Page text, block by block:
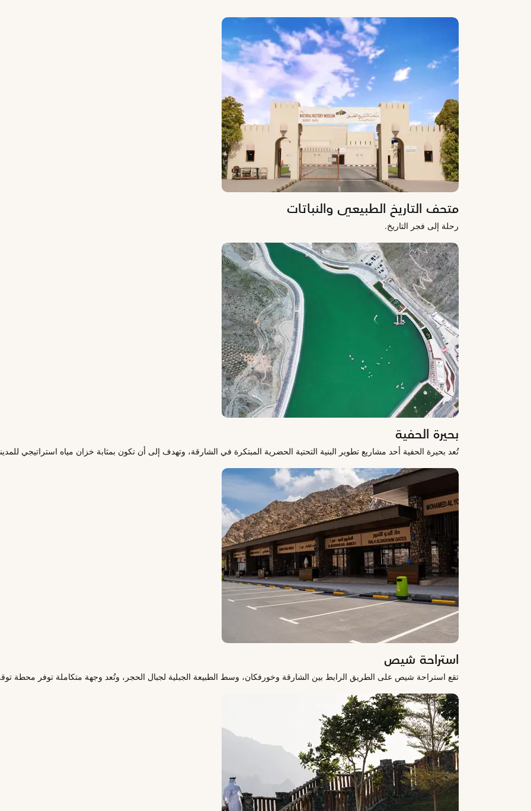
متحف التاريخ الطبيعي والنباتات
رحلة إلى فجر التاريخ.
بحيرة الحفية
تُعد بحيرة الحفية أحد مشاريع تطوير البنية التحتية الحضرية المبتكرة في الشارقة، وتهدف إلى أن تكون بمثابة خزان مياه استراتيجي
استراحة شيص
تقع استراحة شيص على الطريق الرابط بين الشارقة وخورفكان، وسط الطبيعة الجبلية لجبال الحجر، وتُعد وجهة متكاملة توفر محطة